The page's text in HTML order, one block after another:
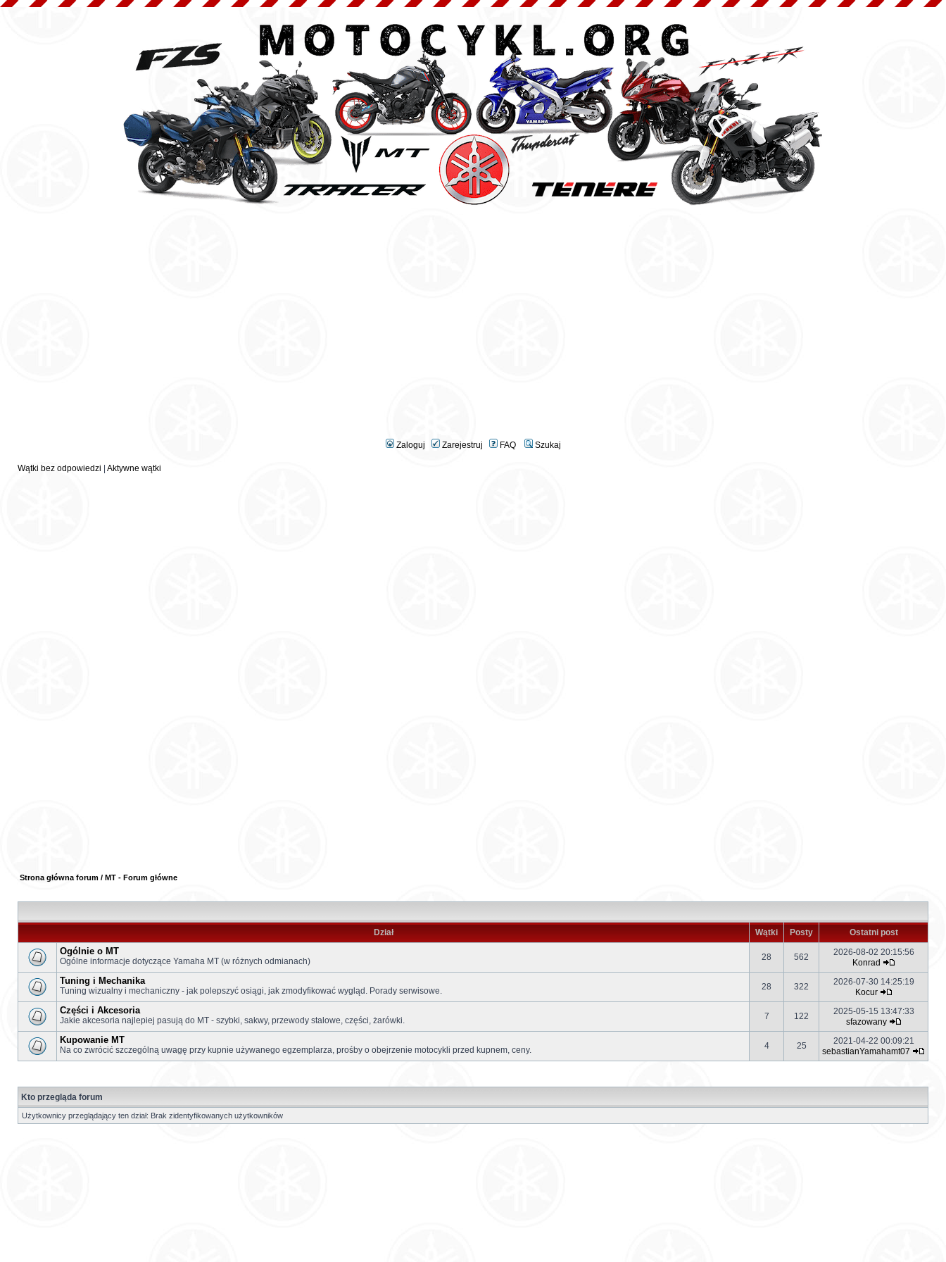
Zaloguj Zarejestruj FAQ Szukaj
Wątki bez odpowiedzi Aktywne wątki
Strona główna forum / MT - Forum główne
Dział Wątki Posty Ostatni post
Ogólnie o MT
Ogólne informacje dotyczące Yamaha MT (w różnych odmianach) 28 562
2026-08-02 20:15:56
Konrad
Tuning i Mechanika
Tuning wizualny i mechaniczny - jak polepszyć osiągi, jak zmodyfikować wygląd. Porady serwisowe. 28 322
2026-07-30 14:25:19
Kocur
Części i Akcesoria
Jakie akcesoria najlepiej pasują do MT - szybki, sakwy, przewody stalowe, części, żarówki. 7 122
2025-05-15 13:47:33
sfazowany
Kupowanie MT
Na co zwrócić szczególną uwagę przy kupnie używanego egzemplarza, prośby o obejrzenie motocykli przed kupnem, ceny. 4 25
2021-04-22 00:09:21
sebastianYamahamt07
Kto przegląda forum
Użytkownicy przeglądający ten dział: Brak zidentyfikowanych użytkowników